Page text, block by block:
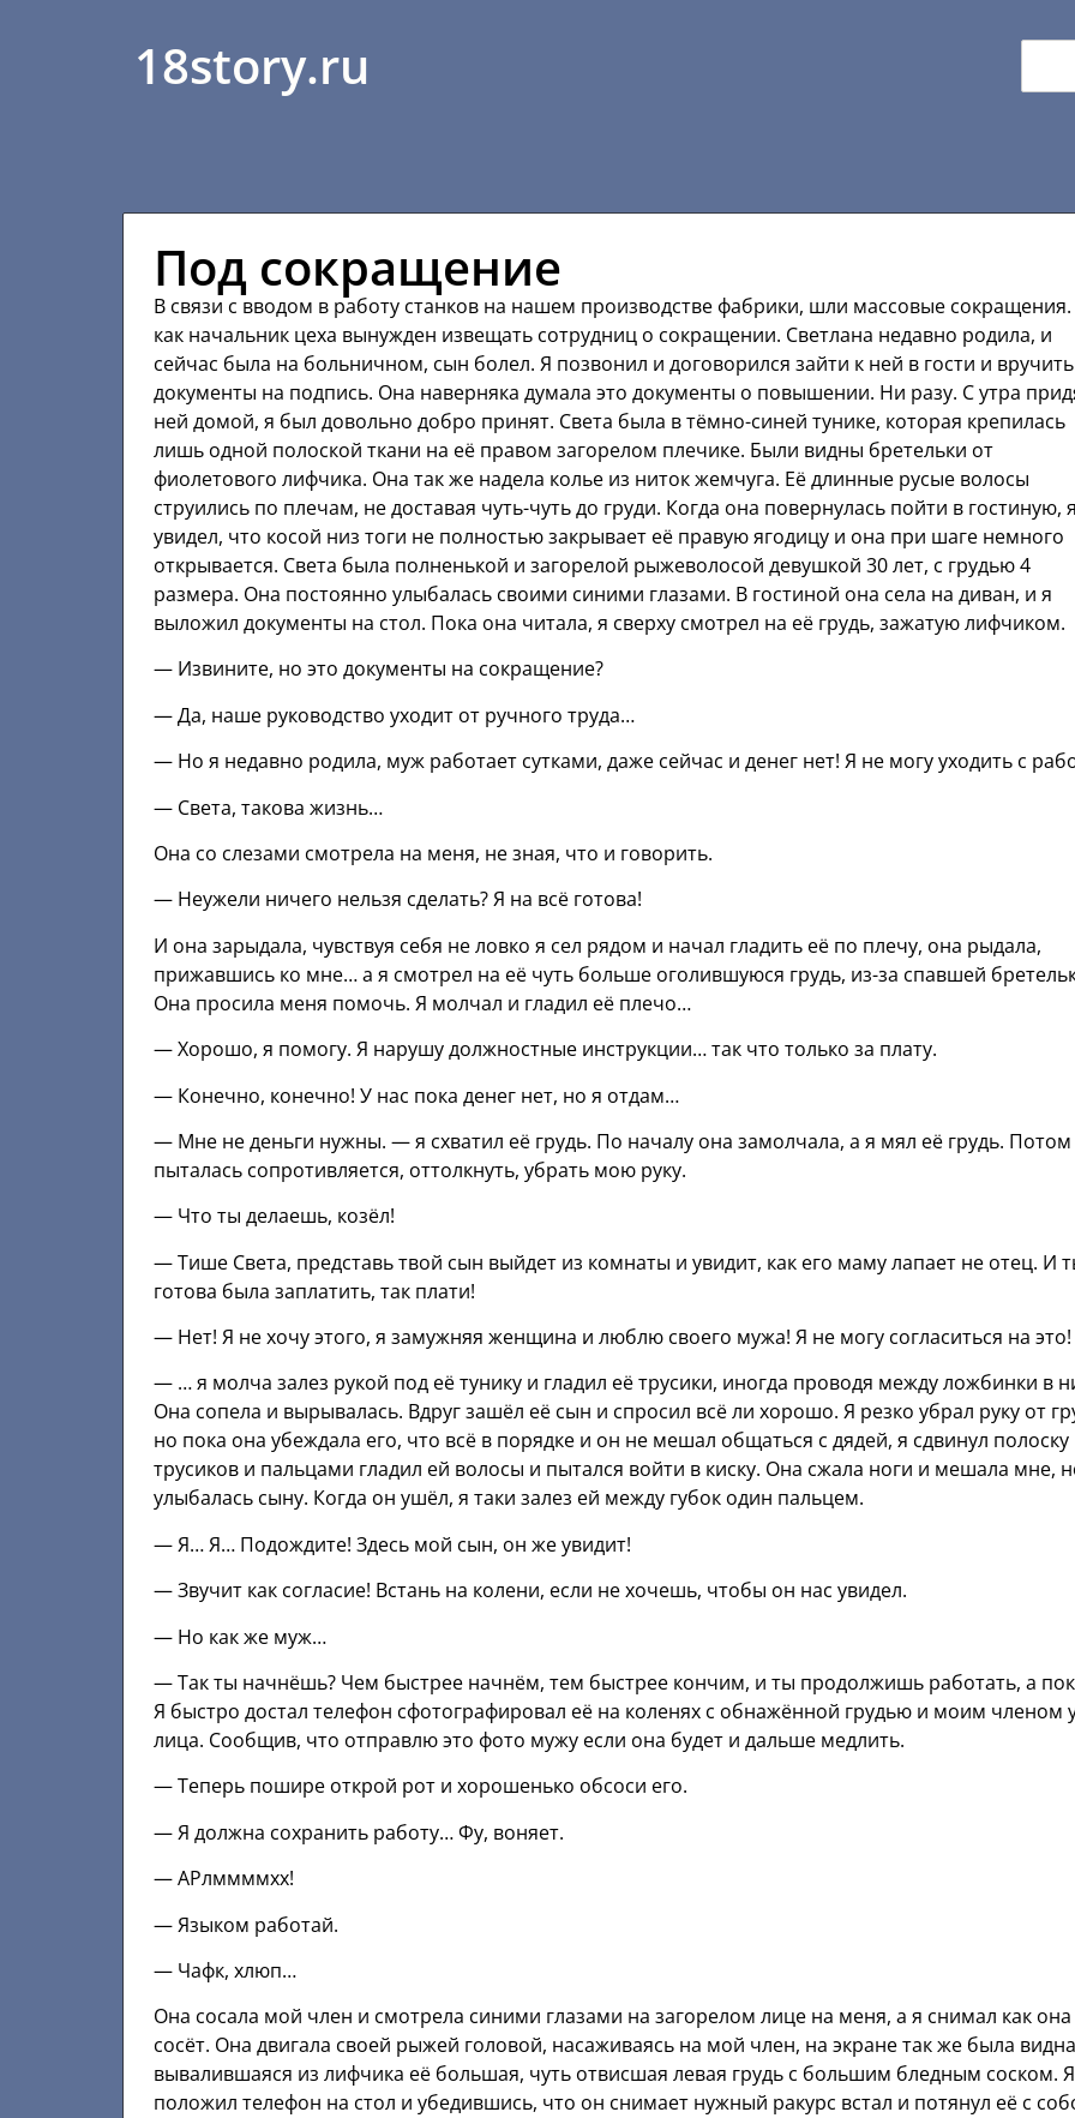
18story.ru
Под сокращение
В связи с вводом в работу станков на нашем производстве фабрики, шли массовые сокращения.
как начальник цеха вынужден извещать сотрудниц о сокращении. Светлана недавно родила, и
сейчас была на больничном, сын болел. Я позвонил и договорился зайти к ней в гости и вручить
документы на подпись. Она наверняка думала это документы о повышении. Ни разу. С утра
ней домой, я был довольно добро принят. Света была в тёмно-синей тунике, которая крепилась
лишь одной полоской ткани на её правом загорелом плечике. Были видны бретельки от
фиолетового лифчика. Она так же надела колье из ниток жемчуга. Её длинные русые волосы
струились по плечам, не доставая чуть-чуть до груди. Когда она повернулась пойти в гостиную, я
увидел, что косой низ тоги не полностью закрывает её правую ягодицу и она при шаге немного
открывается. Света была полненькой и загорелой рыжеволосой девушкой 30 лет, с грудью 4
размера. Она постоянно улыбалась своими синими глазами. В гостиной она села на диван, и я
выложил документы на стол. Пока она читала, я сверху смотрел на её грудь, зажатую лифчиком.
— Извините, но это документы на сокращение?
— Да, наше руководство уходит от ручного труда…
— Но я недавно родила, муж работает сутками, даже сейчас и денег нет! Я не могу уходить с
— Света, такова жизнь…
Она со слезами смотрела на меня, не зная, что и говорить.
— Неужели ничего нельзя сделать? Я на всё готова!
И она зарыдала, чувствуя себя не ловко я сел рядом и начал гладить её по плечу, она рыдала,
прижавшись ко мне… а я смотрел на её чуть больше оголившуюся грудь, из-за спавшей
Она просила меня помочь. Я молчал и гладил её плечо…
— Хорошо, я помогу. Я нарушу должностные инструкции… так что только за плату.
— Конечно, конечно! У нас пока денег нет, но я отдам…
— Мне не деньги нужны. — я схватил её грудь. По началу она замолчала, а я мял её грудь.
пыталась сопротивляется, оттолкнуть, убрать мою руку.
— Что ты делаешь, козёл!
— Тише Света, представь твой сын выйдет из комнаты и увидит, как его маму лапает не отец. И
готова была заплатить, так плати!
— Нет! Я не хочу этого, я замужняя женщина и люблю своего мужа! Я не могу согласиться на это!
— … я молча залез рукой под её тунику и гладил её трусики, иногда проводя между ложбинки в
Она сопела и вырывалась. Вдруг зашёл её сын и спросил всё ли хорошо. Я резко убрал руку от
но пока она убеждала его, что всё в порядке и он не мешал общаться с дядей, я сдвинул полоску
трусиков и пальцами гладил ей волосы и пытался войти в киску. Она сжала ноги и мешала мне,
улыбалась сыну. Когда он ушёл, я таки залез ей между губок один пальцем.
— Я… Я… Подождите! Здесь мой сын, он же увидит!
— Звучит как согласие! Встань на колени, если не хочешь, чтобы он нас увидел.
— Но как же муж…
— Так ты начнёшь? Чем быстрее начнём, тем быстрее кончим, и ты продолжишь работать, а
Я быстро достал телефон сфотографировал её на коленях с обнажённой грудью и моим членом
лица. Сообщив, что отправлю это фото мужу если она будет и дальше медлить.
— Теперь пошире открой рот и хорошенько обсоси его.
— Я должна сохранить работу… Фу, воняет.
— АРлммммхх!
— Языком работай.
— Чафк, хлюп…
Она сосала мой член и смотрела синими глазами на загорелом лице на меня, а я снимал как она
сосёт. Она двигала своей рыжей головой, насаживаясь на мой член, на экране так же была видна
вывалившаяся из лифчика её большая, чуть отвисшая левая грудь с большим бледным соском. Я
положил телефон на стол и убедившись, что он снимает нужный ракурс встал и потянул её с